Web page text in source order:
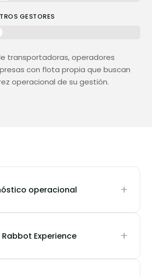
GESTORES
transportadoras, operadores
con flota propia que buscan
operacional de su gestión.
operacional +
Rabbot Experience +